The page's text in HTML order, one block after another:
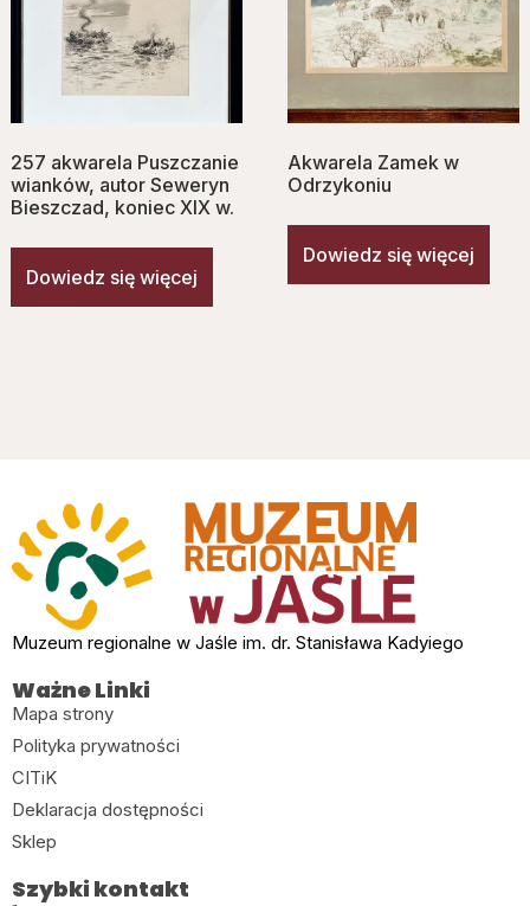
257 akwarela Puszczanie
wianków, autor Seweryn
Bieszczad, koniec XIX w.
Dowiedz się więcej
Akwarela Zamek w
Odrzykoniu
Dowiedz się więcej
Muzeum regionalne w Jaśle im. dr. Stanisława Kadyiego
Ważne Linki
Mapa strony
Polityka prywatności
CITiK
Deklaracja dostępności
Sklep
Szybki kontakt